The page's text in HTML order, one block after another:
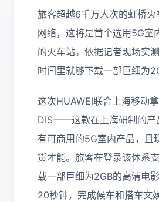
旅客超越6千万人次的虹桥
网络，这将是首个选用5G室
的火车站。依据记者现场实
时间里就够下载一部巨细为
这次HUAWEI联合上海移动
DIS——这款在上海研制的产
有可商用的5G室内产品，且
货才能。旅客在登录该体系
载一部巨细为2GB的高清电
20秒钟，完成候车和搭车文